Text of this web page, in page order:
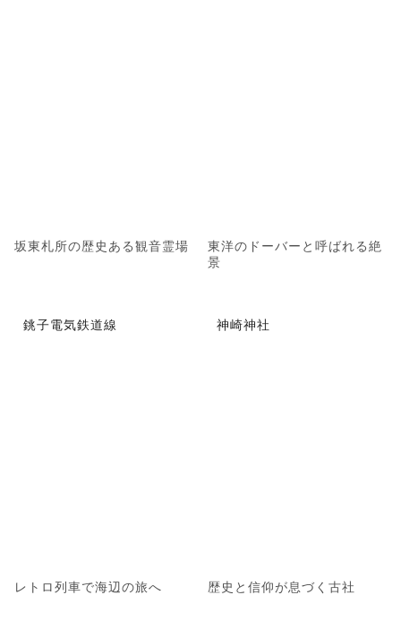
坂東札所の歴史ある観音霊場
東洋のドーバーと呼ばれる絶
景
銚子電気鉄道線
レトロ列車で海辺の旅へ
神崎神社
歴史と信仰が息づく古社